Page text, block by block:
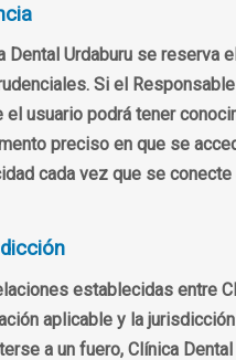
Dental Urdaburu se reserva
Si el
el usuario podrá tener
preciso en que se
cada vez que se
establecidas entre
aplicable y la
a un fuero, Clínica